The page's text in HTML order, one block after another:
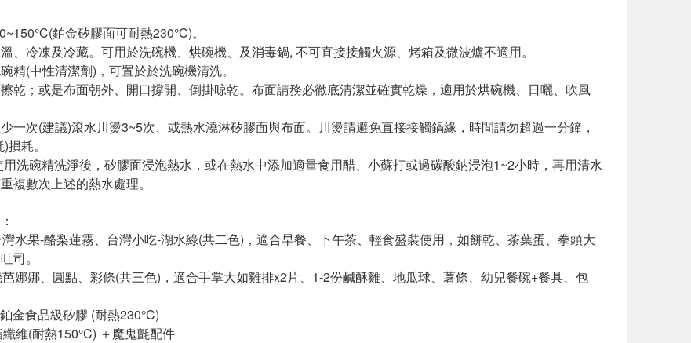
鉑金矽膠面可耐熱230°C)。
溫、冷凍及冷藏。可用於洗碗機、烘碗機、及消毒鍋, 不可直接接觸火源、烤箱及微波爐不適用。
精(中性清潔劑)，可置於於洗碗機清洗。
擦乾；或是布面朝外、開口撐開、倒掛晾乾。布面請務必徹底清潔並確實乾燥，適用於烘碗機、日曬、吹風
少一次(建議)滾水川燙3~5次、或熱水澆淋矽膠面與布面。川燙請避免直接接觸鍋緣，時間請勿超過一分鐘，
耗。
用洗碗精洗淨後，矽膠面浸泡熱水，或在熱水中添加適量食用醋、小蘇打或過碳酸鈉浸泡1~2小時，再用清水
複數次上述的熱水處理。
水果-酪梨蓮霧、台灣小吃-湖水綠(共二色)，適合早餐、下午茶、輕食盛裝使用，如餅乾、茶葉蛋、拳頭大
司。
娜娜、圓點、彩條(共三色)，適合手掌大如雞排x2片、1-2份鹹酥雞、地瓜球、薯條、幼兒餐碗+餐具、包
金食品級矽膠 (耐熱230°C)
維(耐熱150°C) ＋魔鬼氈配件